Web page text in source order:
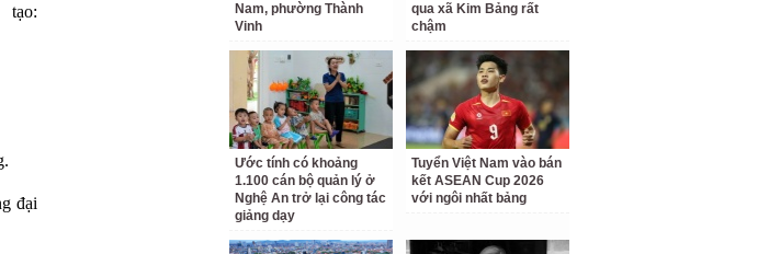
đại
Nam, phường Thành
Vinh
qua xã Kim Bảng rất
chậm
Ước tính có khoảng
1.100 cán bộ quản lý ở
Nghệ An trở lại công tác
giảng dạy
Tuyển Việt Nam vào bán
kết ASEAN Cup 2026
với ngôi nhất bảng